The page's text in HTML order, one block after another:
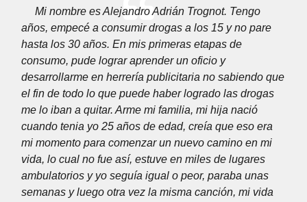
Mi nombre es Alejandro Adrián Trognot. Tengo
años, empecé a consumir drogas a los 15 y no pare
hasta los 30 años. En mis primeras etapas de
consumo, pude lograr aprender un oficio y
desarrollarme en herrería publicitaria no sabiendo que
el fin de todo lo que puede haber logrado las drogas
me lo iban a quitar. Arme mi familia, mi hija nació
cuando tenia yo 25 años de edad, creía que eso era
mi momento para comenzar un nuevo camino en mi
vida, lo cual no fue así, estuve en miles de lugares
ambulatorios y yo seguía igual o peor, paraba unas
semanas y luego otra vez la misma canción, mi vida